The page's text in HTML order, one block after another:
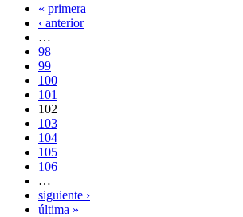
« primera
‹ anterior
…
98
99
100
101
102
103
104
105
106
…
siguiente ›
última »